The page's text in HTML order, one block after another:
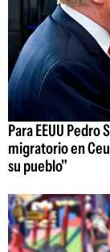
Para EEUU
migratorio en
su pueblo"